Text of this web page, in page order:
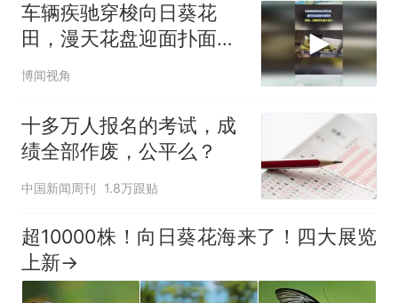
车辆疾驰穿梭向日葵花
田，漫天花盘迎面扑面而
来，网友：迎着阳光盛大
博闻视角
十多万人报名的考试，成
绩全部作废，公平么？
中国新闻周刊 1.8万跟贴
超10000株！向日葵花海来了！四大展览
上新→